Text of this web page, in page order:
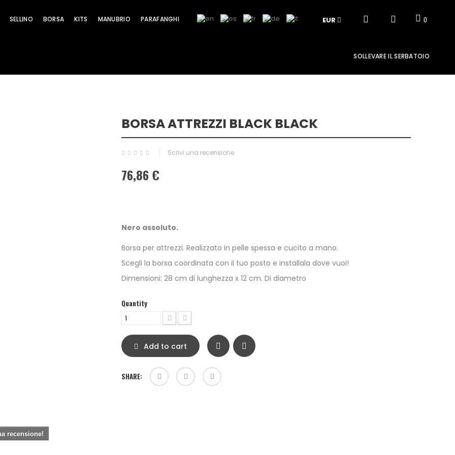
EUR 0
SELLINO BORSA KITS MANUBRIO PARAFANGHI
SOLLEVARE IL SERBATOIO
BORSA ATTREZZI BLACK BLACK
Scrivi una recensione
76,86 €
Nero assoluto.
Borsa per attrezzi. Realizzato in pelle spessa e cucito a mano.
Scegli la borsa coordinata con il tuo posto e installala dove vuoi!
Dimensioni: 28 cm di lunghezza x 12 cm. Di diametro
Quantity
Add to cart
SHARE:
recensione!